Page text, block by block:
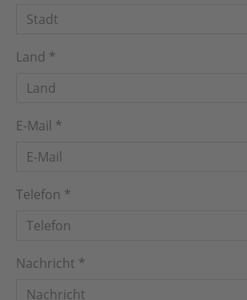
Land *
E-Mail *
Telefon *
Nachricht *